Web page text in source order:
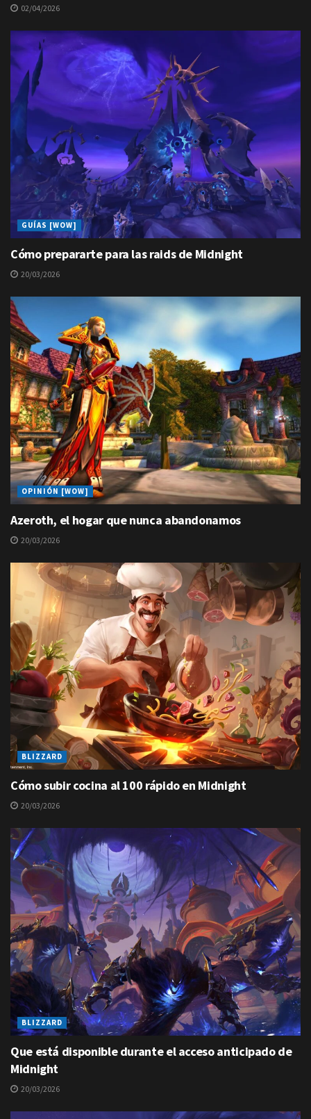
02/04/2026
GUÍAS [WOW]
Cómo prepararte para las raids de Midnight
20/03/2026
OPINIÓN [WOW]
Azeroth, el hogar que nunca abandonamos
20/03/2026
BLIZZARD
Cómo subir cocina al 100 rápido en Midnight
20/03/2026
BLIZZARD
Que está disponible durante el acceso anticipado de
Midnight
20/03/2026